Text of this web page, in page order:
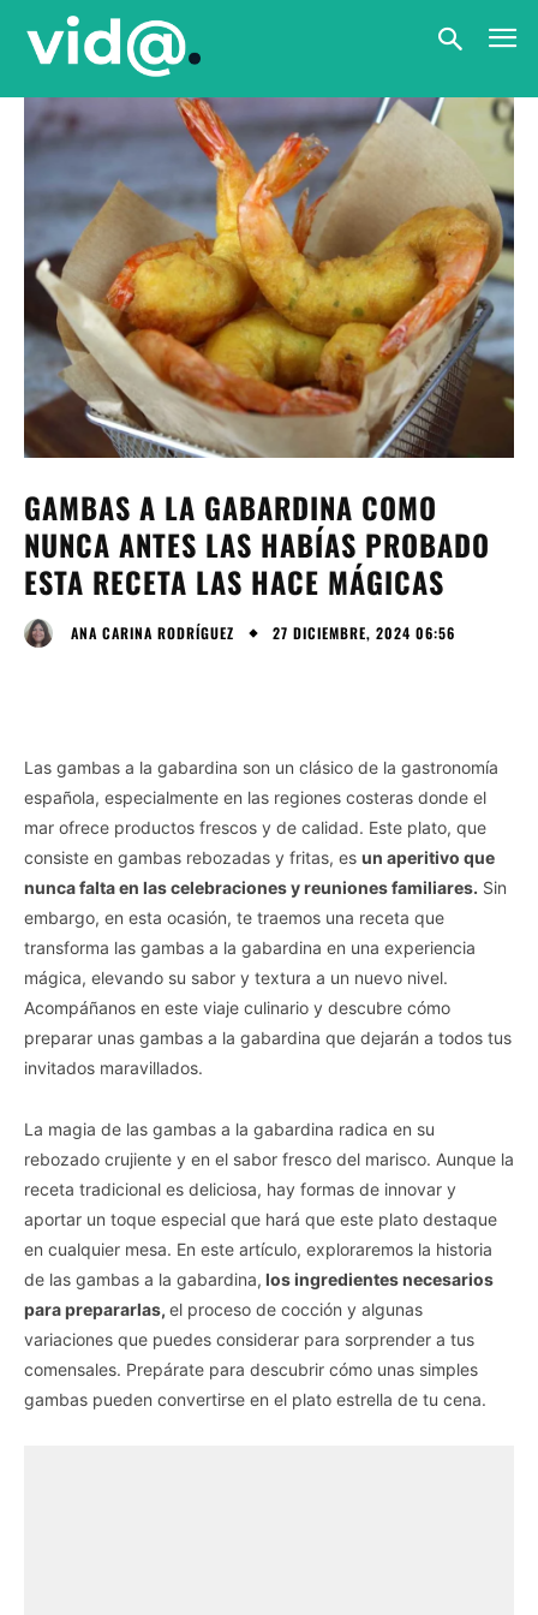
GAMBAS A LA GABARDINA COMO
NUNCA ANTES LAS HABÍAS PROBADO
ESTA RECETA LAS HACE MÁGICAS
ANA CARINA RODRÍGUEZ 27 DICIEMBRE, 2024 06:56
Las gambas a la gabardina son un clásico de la gastronomía
española, especialmente en las regiones costeras donde el
mar ofrece productos frescos y de calidad. Este plato, que
consiste en gambas rebozadas y fritas, es un aperitivo que
nunca falta en las celebraciones y reuniones familiares. Sin
embargo, en esta ocasión, te traemos una receta que
transforma las gambas a la gabardina en una experiencia
mágica, elevando su sabor y textura a un nuevo nivel.
Acompáñanos en este viaje culinario y descubre cómo
preparar unas gambas a la gabardina que dejarán a todos tus
invitados maravillados.
La magia de las gambas a la gabardina radica en su
rebozado crujiente y en el sabor fresco del marisco. Aunque la
receta tradicional es deliciosa, hay formas de innovar y
aportar un toque especial que hará que este plato destaque
en cualquier mesa. En este artículo, exploraremos la historia
de las gambas a la gabardina, los ingredientes necesarios
para prepararlas, el proceso de cocción y algunas
variaciones que puedes considerar para sorprender a tus
comensales. Prepárate para descubrir cómo unas simples
gambas pueden convertirse en el plato estrella de tu cena.